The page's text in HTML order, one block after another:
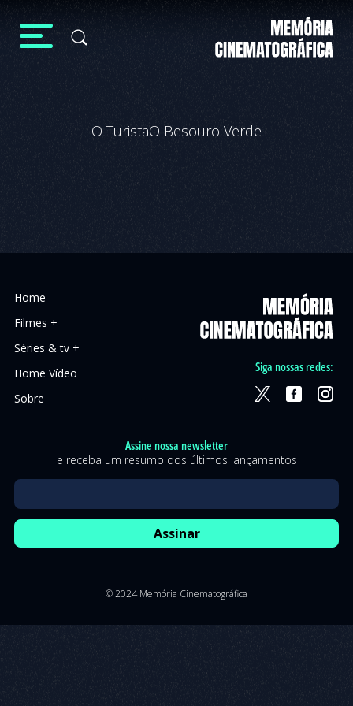
O TuristaO Besouro Verde
Home
Filmes +
Séries & tv +
Home Vídeo
Sobre
Assine nossa newsletter
e receba um resumo dos últimos lançamentos
Siga nossas redes:
© 2024 Memória Cinematográfica